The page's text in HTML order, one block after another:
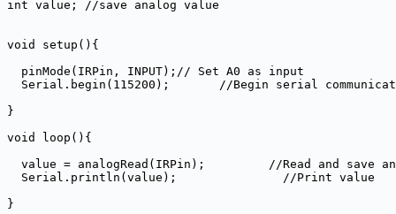
int value ; //save analog value
void setup (){
pinMode ( IRPin , INPUT); // Set A0 as input
Serial . begin ( 115200 );
//Begin serial
}
void
loop (){
value = analogRead ( IRPin );
//Read and save
Serial . println ( value );
//Print value
}